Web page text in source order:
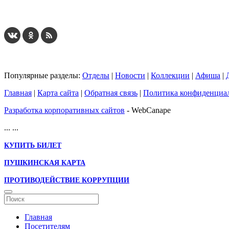
Популярные разделы: Отделы | Новости | Коллекции | Афиша |
Главная | Карта сайта | Обратная связь | Политика
Разработка корпоративных сайтов - WebCanape
... ...
КУПИТЬ БИЛЕТ
ПУШКИНСКАЯ КАРТА
ПРОТИВОДЕЙСТВИЕ КОРРУПЦИИ
Главная
Посетителям